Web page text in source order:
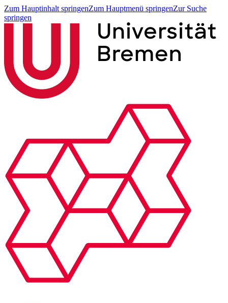
Zum Hauptinhalt springenZum Hauptmenü springenZur Suche
springen